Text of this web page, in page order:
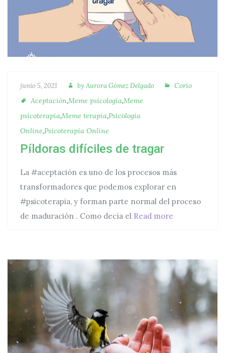
Publicado
junio 5, 2021 Autora
by Aurora Gómez Delgado Categorías
Corio
Etiquetas
Aceptación,Meme psicología,Meme
psicoterapia,Meme terapia,Psicología
Online,Psicoterapia Online
Píldoras difíciles de tragar
La #aceptación es uno de los procesos más
transformadores que podemos explorar en
#psicoterapia, y forman parte normal del proceso
de maduración . Como decía el Read more